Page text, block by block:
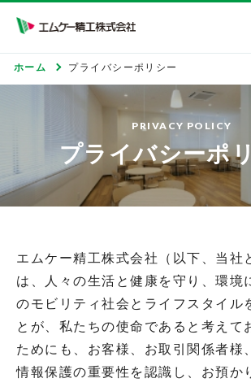
ホーム プライバシーポリシー
PRIVACY POLICY
プライバシーポ
エムケー精工株式会社（以下、当社
は、人々の生活と健康を守り、環境
のモビリティ社会とライフスタイル
とが、私たちの使命であると考えて
ためにも、お客様、お取引関係者様
情報保護の重要性を認識し、お預か